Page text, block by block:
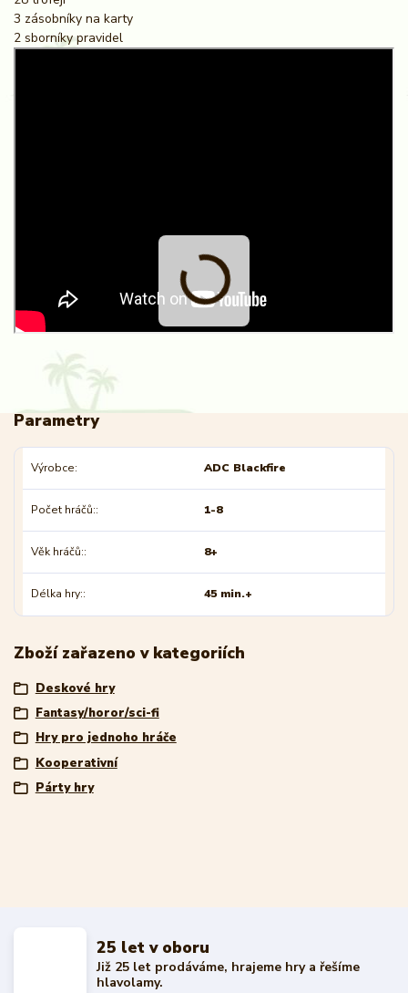
3 zásobníky na karty
2 sborníky pravidel
Parametry
Výrobce ADC Blackfire
Počet hráčů: 1-8
Věk hráčů: 8+
Délka hry: 45 min.+
Zboží zařazeno v kategoriích
Deskové hry
Fantasy/horor/sci-fi
Hry pro jednoho hráče
Kooperativní
Párty hry
25 let v oboru
Již 25 let prodáváme, hrajeme hry a řešíme
hlavolamy.